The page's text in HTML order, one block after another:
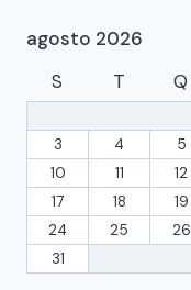
agosto 2026
S
T Q
3
4 5
10
11 12
17
18 19
24
25 26
31